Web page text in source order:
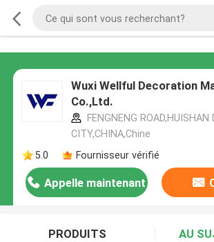
Wuxi Wellful Decoration
Co.,Ltd.
FENGNENG ROAD,HUISHAN
CITY,CHINA,Chine
5.0
Fournisseur vérifié
Appelle maintenant
PRODUITS AU